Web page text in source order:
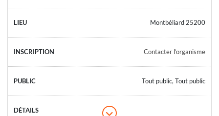
Montbéliard 25200
Contacter l’organisme
Tout public, Tout public